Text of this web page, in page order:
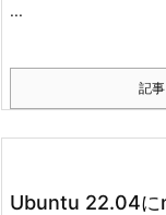
...
記
Ubuntu 22.04